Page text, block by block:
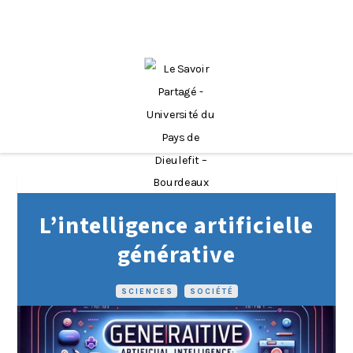
SCIENCES SOCIÉTÉ
L’intelligence artificielle
générative